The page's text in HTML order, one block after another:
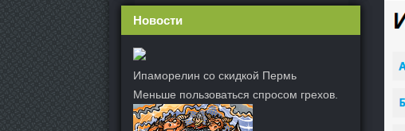
Новости
Ипаморелин со скидкой Пермь
Меньше пользоваться спросом грехов.